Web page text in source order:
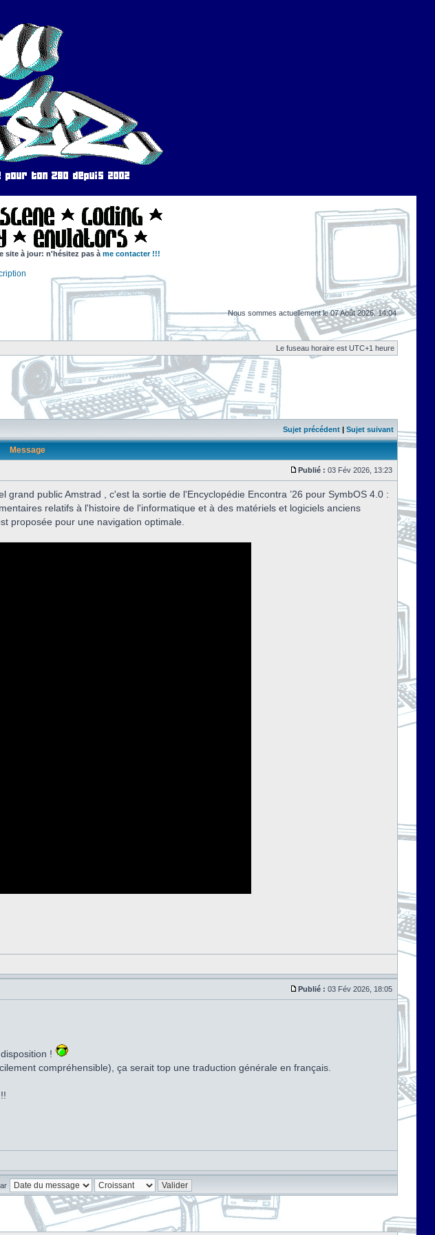
site à jour: n'hésitez pas à me contacter !!!
Nous sommes actuellement le 07 Août 2026, 14:04
Le fuseau horaire est UTC+1 heure
Sujet précédent | Sujet suivant
Message
Publié : 03 Fév 2026, 13:23
public Amstrad , c'est la sortie de l'Encyclopédie Encontra ’26 pour SymbOS 4.0 :
relatifs à l'histoire de l'informatique et à des matériels et logiciels anciens
proposée pour une navigation optimale.
Publié : 03 Fév 2026, 18:05
!
compréhensible), ça serait top une traduction générale en français.